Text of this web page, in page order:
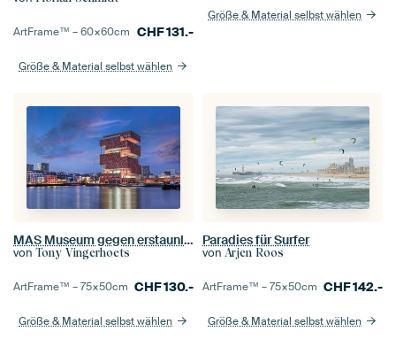
ArtFrame™ –60×60cm CHF131.-
Größe & Material selbst wählen
Größe & Material selbst wählen
MAS Museum gegen erstaunlichen Himmel in der Dämmerung, Antwerpen
von Tony Vingerhoets
ArtFrame™ –75×50cm CHF130.-
Größe & Material selbst wählen
Paradies für Surfer
von Arjen Roos
ArtFrame™ –75×50cm CHF142.-
Größe & Material selbst wählen